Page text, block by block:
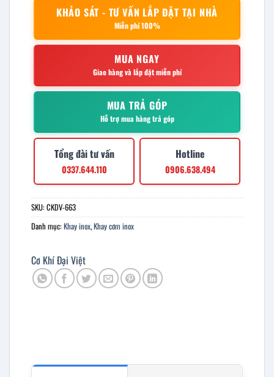
KHẢO SÁT - TƯ VẤN LẮP ĐẶT TẠI NHÀ
Miễn phí 100%
MUA NGAY
Giao hàng và lắp đặt miễn phí
MUA TRẢ GÓP
Hỗ trợ mua hàng trả góp
Tổng đài tư vấn
0337.644.110
Hotline
0906.638.494
SKU:CKDV-663
Danh mục:Khay inox,Khay cơm inox
Cơ Khí Đại Việt